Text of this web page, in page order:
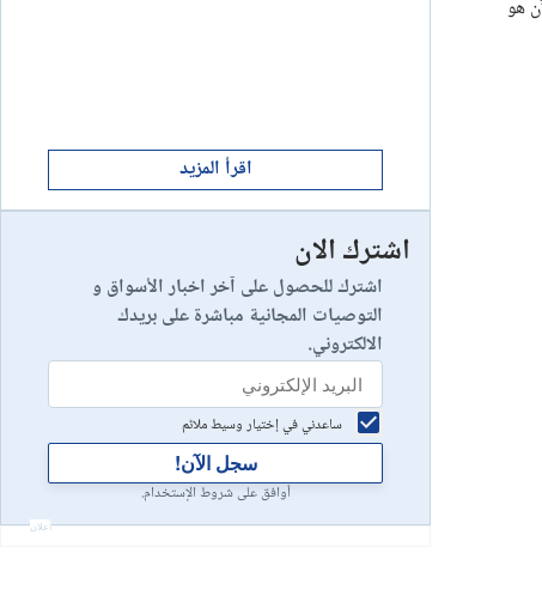
هو
إستعراض شركة
10
اقرأ المزيد
اشترك الان
اشترك للحصول على آخر اخبار الأسواق و
التوصيات المجانية مباشرة على بريدك
الالكتروني.
ساعدني في إختيار وسيط ملائم
سجل الآن!
أوافق على شروط الإستخدام.
أعلان